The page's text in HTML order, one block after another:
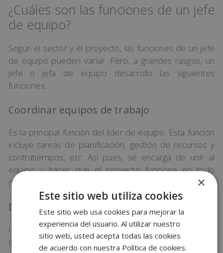
¿Cuáles son las funciones de un jefe
de equipo?
Según el sector y el proyecto, las funciones de un jefe
de equipo pueden variar. Pero, a grandes rasgos, un
jefe o jefa de equipo desarrollo las siguientes
funciones:
Coordinar equipos de trabajo
Es la principal función del líder de equipo. Esta función
incluye tareas de planificación, gestión de recursos y
contratiempos, etc. Así pues, se encarga de unir al
equipo y hacer que el proyecto funcione en todo
momento.
Definir objetivos
Otra función del líder es definir las metas que se
quieren alcanzar como equipo. Estas determinarán el
×
Este sitio web utiliza cookies
Este sitio web usa cookies para mejorar la
experiencia del usuario. Al utilizar nuestro
sitio web, usted acepta todas las cookies
de acuerdo con nuestra Política de cookies.